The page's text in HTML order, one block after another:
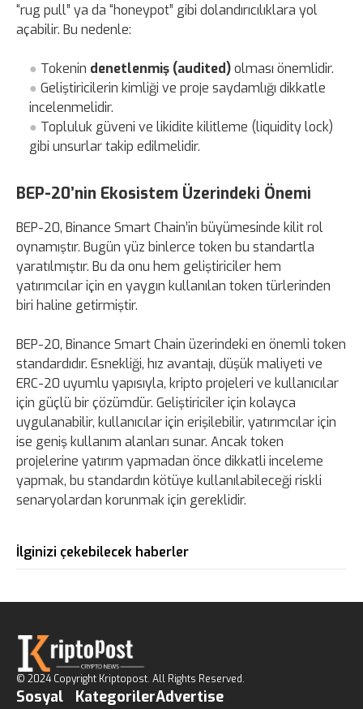
“rug pull” ya da “honeypot” gibi dolandırıcılıklara yol
açabilir. Bu nedenle:
Tokenin denetlenmiş (audited)olması önemlidir.
Geliştiricilerin kimliği ve proje saydamlığı dikkatle
incelenmelidir.
Topluluk güveni ve likidite kilitleme (liquidity lock)
gibi unsurlar takip edilmelidir.
BEP-20’nin Ekosistem Üzerindeki Önemi
BEP-20, Binance Smart Chain’in büyümesinde kilit rol
oynamıştır. Bugün yüz binlerce token bu standartla
yaratılmıştır. Bu da onu hem geliştiriciler hem
yatırımcılar için en yaygın kullanılan token türlerinden
biri haline getirmiştir.
BEP-20, Binance Smart Chain üzerindeki en önemli token
standardıdır. Esnekliği, hız avantajı, düşük maliyeti ve
ERC-20 uyumlu yapısıyla, kripto projeleri ve kullanıcılar
için güçlü bir çözümdür. Geliştiriciler için kolayca
uygulanabilir, kullanıcılar için erişilebilir, yatırımcılar için
ise geniş kullanım alanları sunar. Ancak token
projelerine yatırım yapmadan önce dikkatli inceleme
yapmak, bu standardın kötüye kullanılabileceği riskli
senaryolardan korunmak için gereklidir.
İlginizi çekebilecek haberler
© 2024 Copyright Kriptopost. All Rights Reserved.
Sosyal KategorilerAdvertise